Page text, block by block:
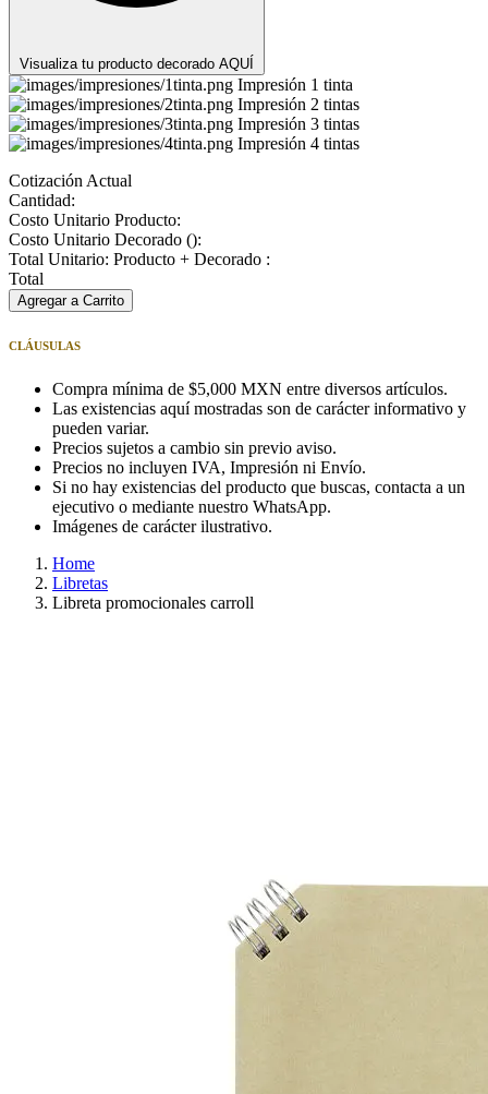
Visualiza tu producto decorado AQUÍ
Impresión 1 tinta
Impresión 2 tintas
Impresión 3 tintas
Impresión 4 tintas
Cotización Actual
Cantidad:
Costo Unitario Producto:
Costo Unitario Decorado ():
Total Unitario: Producto + Decorado :
Total
Agregar a Carrito
CLÁUSULAS
Compra mínima de $5,000 MXN entre diversos artículos.
Las existencias aquí mostradas son de carácter informativo y
pueden variar.
Precios sujetos a cambio sin previo aviso.
Precios no incluyen IVA, Impresión ni Envío.
Si no hay existencias del producto que buscas, contacta a un
ejecutivo o mediante nuestro WhatsApp.
Imágenes de carácter ilustrativo.
Home
Libretas
Libreta promocionales carroll